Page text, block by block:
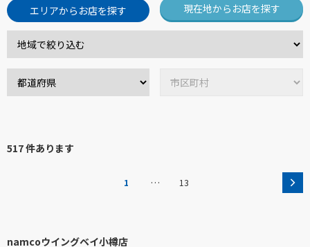
エリアからお店を探す 現在地からお店を探す
517 件あります
1 … 13
namcoウイングベイ小樽店